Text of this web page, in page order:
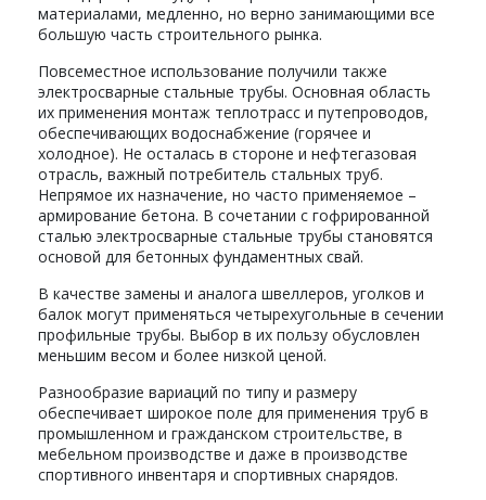
материалами, медленно, но верно занимающими все
большую часть строительного рынка.
Повсеместное использование получили также
электросварные стальные трубы. Основная область
их применения монтаж теплотрасс и путепроводов,
обеспечивающих водоснабжение (горячее и
холодное). Не осталась в стороне и нефтегазовая
отрасль, важный потребитель стальных труб.
Непрямое их назначение, но часто применяемое –
армирование бетона. В сочетании с гофрированной
сталью электросварные стальные трубы становятся
основой для бетонных фундаментных свай.
В качестве замены и аналога швеллеров, уголков и
балок могут применяться четырехугольные в сечении
профильные трубы. Выбор в их пользу обусловлен
меньшим весом и более низкой ценой.
Разнообразие вариаций по типу и размеру
обеспечивает широкое поле для применения труб в
промышленном и гражданском строительстве, в
мебельном производстве и даже в производстве
спортивного инвентаря и спортивных снарядов.